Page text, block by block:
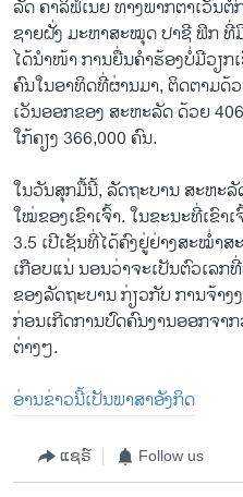
ລັດ ຄາລິຟໍເນຍ ທາງພາກຕາເວັນ
ຊາຍຝັ່ງ ມະຫາສະໝຸດ ປາຊີ ຟິກ
ໄດ້ນຳໜ້າ ການຍື່ນຄຳຮ້ອງບໍ່ມີວຽກ
ຄົນໃນອາທິດທີ່ຜ່ານມາ, ຕິດຕາມດ້
ເວັນອອກຂອງ ສະຫະລັດ ດ້ວຍ
ໃກ້ຄຽງ 366,000 ຄົນ.
ໃນວັນສຸກມື້ນີ້, ລັດຖະບານ ສະຫະ
ໃໝ່ຂອງເຂົາເຈົ້າ. ໃນຂະນະທີ່ເຂົາ
3.5 ເປີເຊັນທີ່ໄດ້ຄົງຢູ່ຢ່າງສະໝໍ່າ
ເກືອບແນ່ ນອນວ່າຈະເປັນຕົວເລກ
ຂອງລັດຖະບານ ກ່ຽວກັບ ການຈ້າ
ກ່ອນເກີດການປົດຄົນງານອອກຈາ
ຕ່າງໆ.
ອ່ານຂ່າວນີ້ເປັນພາສາອັງກິດ
ແຊຣ໌ Follow us